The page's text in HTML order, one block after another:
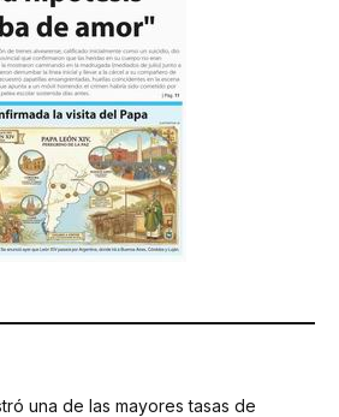
una de las mayores tasas de